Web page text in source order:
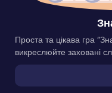
Проста та цікава гра
викреслюйте заховані